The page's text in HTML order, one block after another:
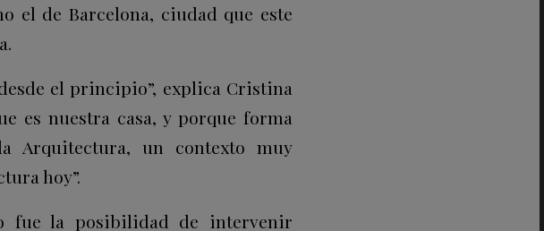
el de Barcelona, ciudad que este
el principio”, explica Cristina
es nuestra casa, y porque forma
Arquitectura, un contexto muy
hoy”.
fue la posibilidad de intervenir